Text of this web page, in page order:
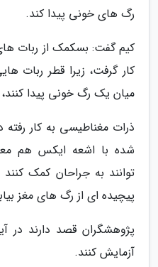
رگ های خونی پیدا کند.
کیم گفت: بسکمک از ربات
کار گرفت، زیرا قطر ربات
میان یک رگ خونی پیدا
ذرات مغناطیسی به کار رفته
شده با اشعه ایکس هم
توانند به جراحان کمک کنند
پیچیده ای از رگ های مغز
پژوهشگران قصد دارند در
آزمایش کنند.